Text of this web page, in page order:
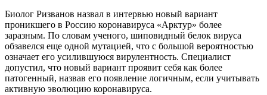
Биолог Ризванов назвал в интервью новый вариант
проникшего в Россию коронавируса «Арктур» более
заразным. По словам ученого, шиповидный белок вируса
обзавелся еще одной мутацией, что с большой вероятностью
означает его усилившуюся вирулентность. Специалист
допустил, что новый вариант проявит себя как более
патогенный, назвав его появление логичным, если учитывать
активную эволюцию коронавируса.